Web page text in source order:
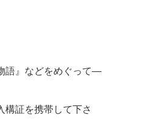
語』などをめぐって―
証を携帯して下さ